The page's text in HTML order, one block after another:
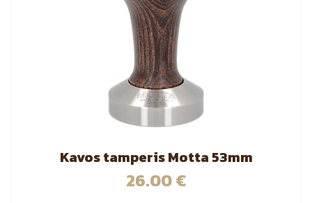
Kavos tamperis Motta 53mm
26.00€